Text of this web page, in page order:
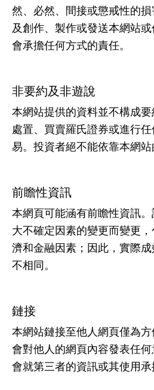
然、必然、間接或懲戒性的
及創作、製作或發送本網站
會承擔任何方式的責任。
非要約及非遊說
本網站提供的資料並不構成要
處置、買賣羅氏證券或進行
易。投資者絕不能依靠本網站
前瞻性資訊
本網頁可能涵有前瞻性資訊
大不確定因素的變更而變更
濟和金融因素；因此，實際
不相同。
鏈接
本網站鏈接至他人網頁僅為
會對他人的網頁內容發表任
會就第三者的資訊或其使用承